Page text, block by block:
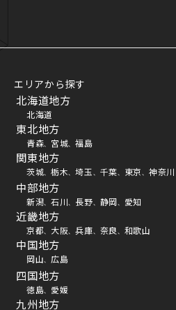
エリアから探す
北海道地方
北海道
東北地方
青森、 宮城、 福島
関東地方
茨城、 栃木、 埼玉、 千葉、 東京、 神奈川
中部地方
新潟、 石川、 長野、 静岡、 愛知
近畿地方
京都、 大阪、 兵庫、 奈良、 和歌山
中国地方
岡山、 広島
四国地方
徳島、 愛媛
九州地方